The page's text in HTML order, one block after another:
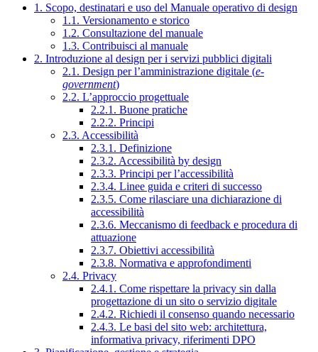
1. Scopo, destinatari e uso del Manuale operativo di design
1.1. Versionamento e storico
1.2. Consultazione del manuale
1.3. Contribuisci al manuale
2. Introduzione al design per i servizi pubblici digitali
2.1. Design per l’amministrazione digitale (e-
government)
2.2. L’approccio progettuale
2.2.1. Buone pratiche
2.2.2. Principi
2.3. Accessibilità
2.3.1. Definizione
2.3.2. Accessibilità by design
2.3.3. Principi per l’accessibilità
2.3.4. Linee guida e criteri di successo
2.3.5. Come rilasciare una dichiarazione di
accessibilità
2.3.6. Meccanismo di feedback e procedura di
attuazione
2.3.7. Obiettivi accessibilità
2.3.8. Normativa e approfondimenti
2.4. Privacy
2.4.1. Come rispettare la privacy sin dalla
progettazione di un sito o servizio digitale
2.4.2. Richiedi il consenso quando necessario
2.4.3. Le basi del sito web: architettura,
informativa privacy, riferimenti DPO